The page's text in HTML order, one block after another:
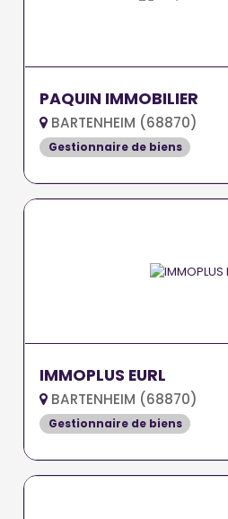
PAQUIN IMMOBILIER
BARTENHEIM (68870)
Gestionnaire de biens
IMMOPLUS EURL
BARTENHEIM (68870)
Gestionnaire de biens